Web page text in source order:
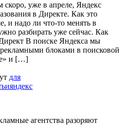
скоро, уже в апреле, Яндекс
в Директе. Как это
и надо ли что-то менять в
разбирать уже сейчас. Как
В поиске Яндекса мы
блоками в поисковой
и […]
для
яндекс
агентства разоряют